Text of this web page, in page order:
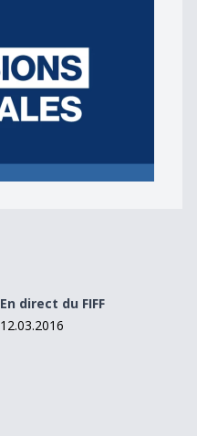
En direct du FIFF
12.03.2016